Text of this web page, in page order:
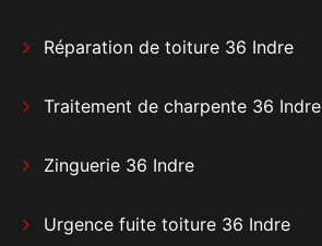
Réparation de toiture 36 Indre
Traitement de charpente 36 Indre
Zinguerie 36 Indre
Urgence fuite toiture 36 Indre